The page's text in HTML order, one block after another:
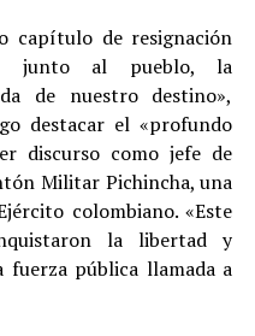
capítulo de resignación
junto al pueblo, la
de nuestro destino»,
destacar el «profundo
discurso como jefe de
Militar Pichincha, una
colombiano. «Este
la libertad y
fuerza pública llamada a